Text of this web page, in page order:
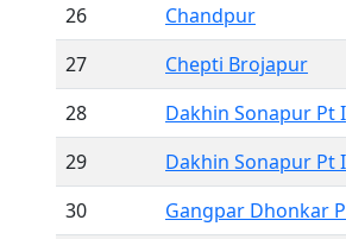
26
Chandpur
27
Chepti Brojapur
28
Dakhin Sonapur Pt I
29
Dakhin Sonapur Pt
30
Gangpar Dhonkar